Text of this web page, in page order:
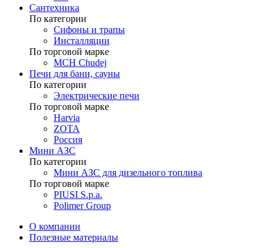
Сантехника
По категории
Сифоны и трапы
Инсталляции
По торговой марке
MCH Chudej
Печи для бани, сауны
По категории
Электрические печи
По торговой марке
Harvia
ZOTA
Россия
Мини АЗС
По категории
Мини АЗС для дизельного топлива
По торговой марке
PIUSI S.p.a.
Polimer Group
О компании
Полезные материалы